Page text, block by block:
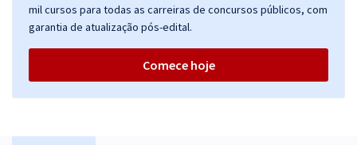
mil cursos para todas as carreiras de concursos públicos, com
garantia de atualização pós-edital.
Comece hoje